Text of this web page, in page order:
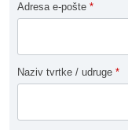
Adresa e-pošte *
Naziv tvrtke / udruge *